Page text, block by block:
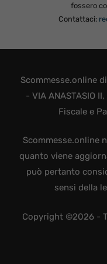
fossero
Contattaci:
Scommesse.online
- VIA ANASTASIO
Fiscale e
Scommesse.online
quanto viene
può pertanto
sensi della
Copyright ©2026 -